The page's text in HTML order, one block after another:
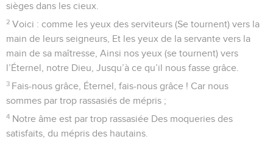
sièges dans les cieux.
2 Voici : comme les yeux des serviteurs (Se tournent) vers la
main de leurs seigneurs, Et les yeux de la servante vers la
main de sa maîtresse, Ainsi nos yeux (se tournent) vers
l’Éternel, notre Dieu, Jusqu’à ce qu’il nous fasse grâce.
3 Fais-nous grâce, Éternel, fais-nous grâce ! Car nous
sommes par trop rassasiés de mépris ;
4 Notre âme est par trop rassasiée Des moqueries des
satisfaits, du mépris des hautains.